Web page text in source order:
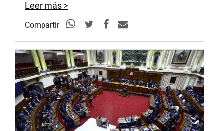
río Huallaga en el distrito de José Crespo y Castillo,
provincia de Leoncio Prado, Huánuco”. También,
participaron funcionarios de Devida.
“Nos alegra el fortalecimiento de las actividades de los
productores del campo, ya que se busca mejorar los
emprendimientos productivos y mejorar la economía de
los lugareños”, dijo la legisladora al tiempo de resaltar
que se trata de un trabajo articulado entre autoridades
ediles y funcionarios de Estado.
Leer más >
Compartir